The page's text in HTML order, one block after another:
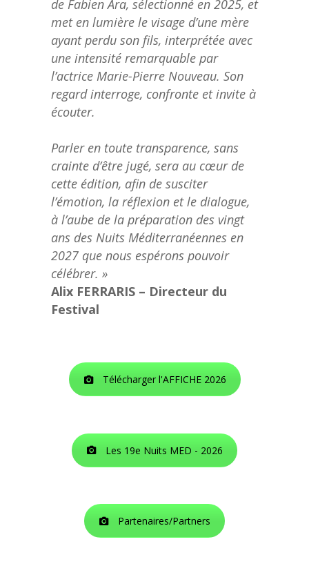
de Fabien Ara, sélectionné en 2025, et
met en lumière le visage d’une mère
ayant perdu son fils, interprétée avec
une intensité remarquable par
l’actrice Marie-Pierre Nouveau. Son
regard interroge, confronte et invite à
écouter.
Parler en toute transparence, sans
crainte d’être jugé, sera au cœur de
cette édition, afin de susciter
l’émotion, la réflexion et le dialogue,
à l’aube de la préparation des vingt
ans des Nuits Méditerranéennes en
2027 que nous espérons pouvoir
célébrer. »
Alix FERRARIS – Directeur du
Festival
Télécharger l'AFFICHE 2026
Les 19e Nuits MED - 2026
Partenaires/Partners